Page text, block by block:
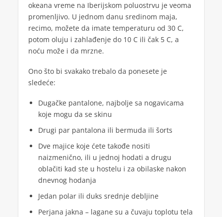
okeana vreme na Iberijskom poluostrvu je veoma
promenljivo. U jednom danu sredinom maja,
recimo, možete da imate temperaturu od 30 C,
potom oluju i zahlađenje do 10 C ili čak 5 C, a
noću može i da mrzne.
Ono što bi svakako trebalo da ponesete je
sledeće:
Dugačke pantalone, najbolje sa nogavicama
koje mogu da se skinu
Drugi par pantalona ili bermuda ili šorts
Dve majice koje ćete takođe nositi
naizmenično, ili u jednoj hodati a drugu
oblačiti kad ste u hostelu i za obilaske nakon
dnevnog hodanja
Jedan polar ili duks srednje debljine
Perjana jakna – lagane su a čuvaju toplotu tela